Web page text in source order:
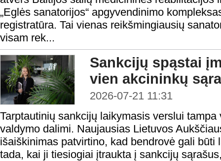
„Eglės sanatorijos“ apgyvendinimo
registratūra. Tai vienas reikšmingiausių
visam rek...
Sankcijų spąstai
vien akcininkų
2026-07-21 11:31
Tarptautinių sankcijų laikymasis verslui
valdymo dalimi. Naujausias Lietuvos
išaiškinimas patvirtino, kad bendrovė gali būti
tada, kai ji tiesiogiai įtraukta į sankcijų